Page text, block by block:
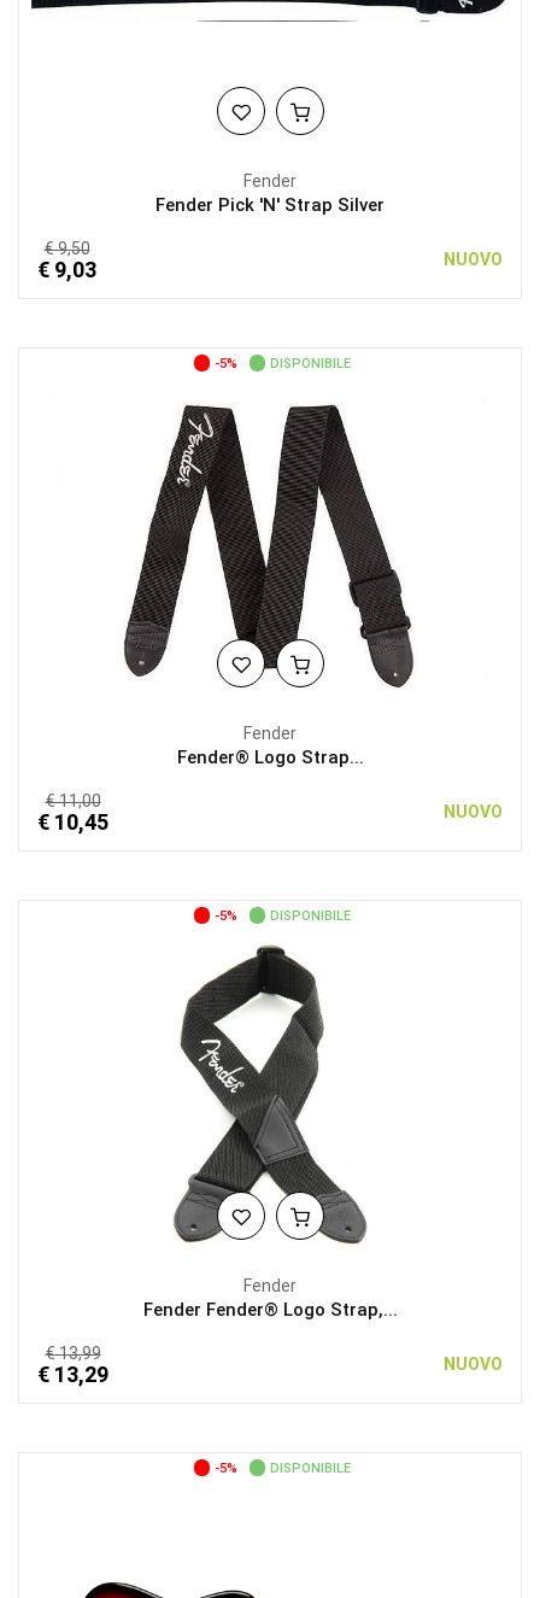
Fender
Fender Pick 'N' Strap Silver
€ 9,50
€ 9,03 NUOVO
-5% DISPONIBILE
Fender
Fender® Logo Strap...
€ 11,00
€ 10,45 NUOVO
-5% DISPONIBILE
Fender
Fender Fender® Logo Strap,...
€ 13,99
€ 13,29 NUOVO
-5% DISPONIBILE